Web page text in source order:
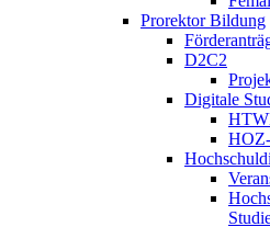
Prorektor Bildung
D2C2
Digitale